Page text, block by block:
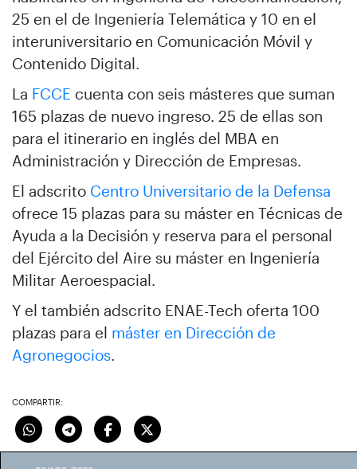
25 en el de Ingeniería Telemática y 10 en el
interuniversitario en Comunicación Móvil y
Contenido Digital.
La FCCE cuenta con seis másteres que suman
165 plazas de nuevo ingreso. 25 de ellas son
para el itinerario en inglés del MBA en
Administración y Dirección de Empresas.
El adscrito Centro Universitario de la Defensa
ofrece 15 plazas para su máster en Técnicas de
Ayuda a la Decisión y reserva para el personal
del Ejército del Aire su máster en Ingeniería
Militar Aeroespacial.
Y el también adscrito ENAE-Tech oferta 100
plazas para el máster en Dirección de
Agronegocios.
COMPARTIR: